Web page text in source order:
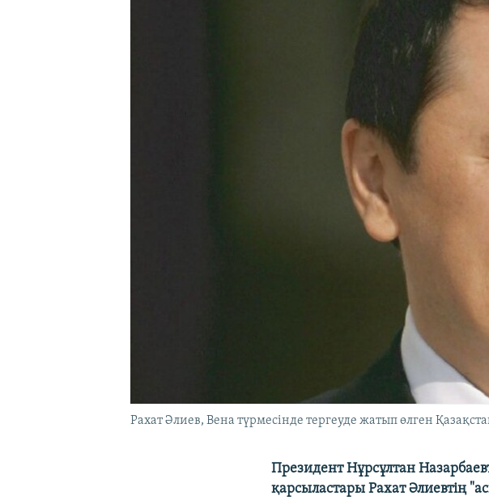
Рахат Әлиев, Вена түрмесінде тергеуде жатып өлген
Президент Нұрсұлтан
қарсыластары Рахат Әлиевтің